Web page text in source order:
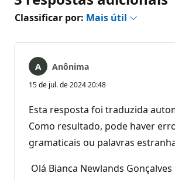
Classificar por: Mais útil
Anônima
15 de jul. de 2024 20:48
Esta resposta foi traduzida
Como resultado, pode haver
gramaticais ou palavras
Olá Bianca Newlands Gonçalves